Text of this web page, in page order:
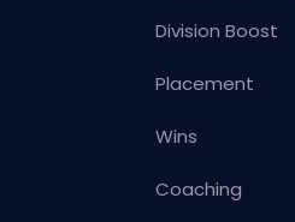
Division Boost
Placement
Wins
Coaching